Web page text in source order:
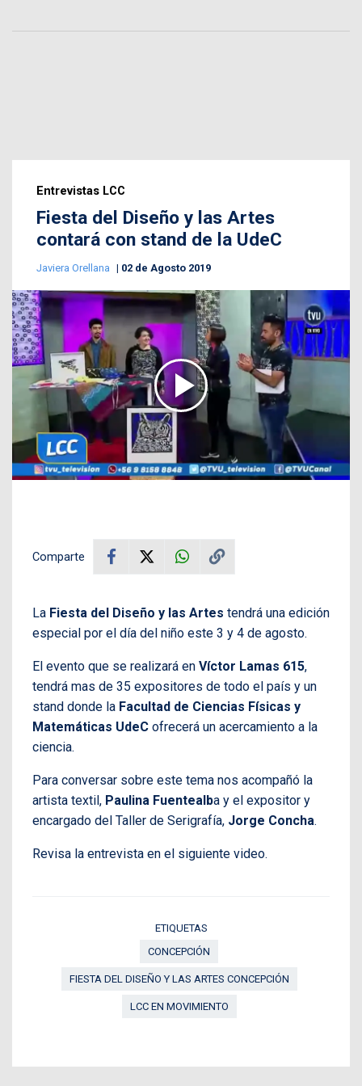
Entrevistas LCC
Fiesta del Diseño y las Artes
contará con stand de la UdeC
Javiera Orellana 02 de Agosto 2019
Comparte
La Fiesta del Diseño y las Artes tendrá una edición
especial por el día del niño este 3 y 4 de agosto.
El evento que se realizará en Víctor Lamas 615,
tendrá mas de 35 expositores de todo el país y un
stand donde la Facultad de Ciencias Físicas y
Matemáticas UdeC ofrecerá un acercamiento a la
ciencia.
Para conversar sobre este tema nos acompañó la
artista textil, Paulina Fuentealba y el expositor y
encargado del Taller de Serigrafía, Jorge Concha.
Revisa la entrevista en el siguiente video.
ETIQUETAS
CONCEPCIÓN
FIESTA DEL DISEÑO Y LAS ARTES CONCEPCIÓN
LCC EN MOVIMIENTO